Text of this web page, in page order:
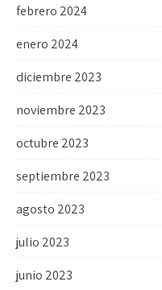
febrero 2024
enero 2024
diciembre 2023
noviembre 2023
octubre 2023
septiembre 2023
agosto 2023
julio 2023
junio 2023